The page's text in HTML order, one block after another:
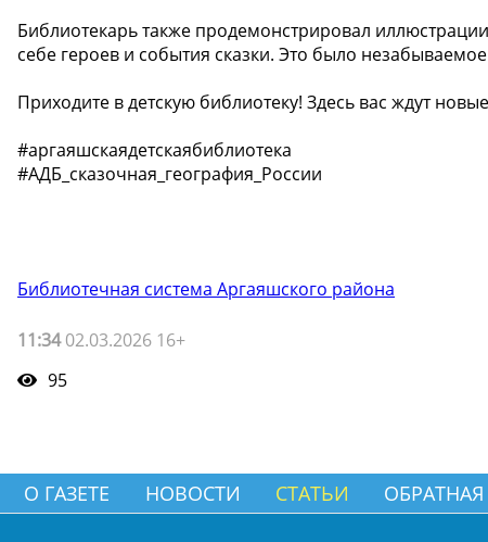
Библиотекарь также продемонстрировал
себе героев и события сказки. Это было
Приходите в детскую библиотеку! Здесь вас ждут
#аргаяшскаядетскаябиблиотека
#АДБ_сказочная_география_России
Библиотечная система Аргаяшского района
11:3402.03.2026 16+
95
О ГАЗЕТЕ НОВОСТИ СТАТЬИ ОБРАТНАЯ